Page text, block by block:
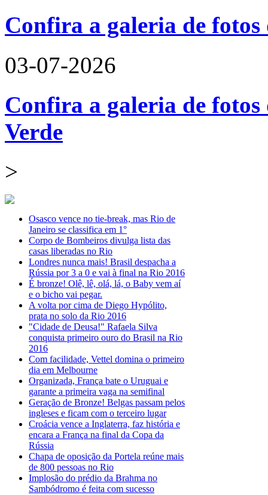
Confira a galeria de
03-07-2026
Confira a galeria de
Verde
>
Osasco vence no tie-break, mas Rio de
Janeiro se classifica em 1°
Corpo de Bombeiros divulga lista das
casas liberadas no Rio
Londres nunca mais! Brasil despacha a
Rússia por 3 a 0 e vai à final na Rio 2016
É bronze! Olê, lê, olá, lá, o Baby vem aí
e o bicho vai pegar.
A volta por cima de Diego Hypólito,
prata no solo da Rio 2016
"Cidade de Deusa!" Rafaela Silva
conquista primeiro ouro do Brasil na Rio
2016
Com facilidade, Vettel domina o primeiro
dia em Melbourne
Organizada, França bate o Uruguai e
garante a primeira vaga na semifinal
Geração de Bronze! Belgas passam pelos
ingleses e ficam com o terceiro lugar
Croácia vence a Inglaterra, faz história e
encara a França na final da Copa da
Rússia
Chapa de oposição da Portela reúne mais
de 800 pessoas no Rio
Implosão do prédio da Brahma no
Sambódromo é feita com sucesso